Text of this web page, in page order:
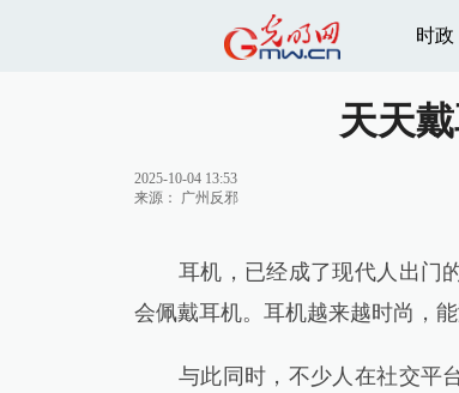
时政
天天
2025-10-04 13:53
来源： 广州反邪
耳机，已经成了现代人出门的
会佩戴耳机。耳机越来越时尚，
与此同时，不少人在社交平台